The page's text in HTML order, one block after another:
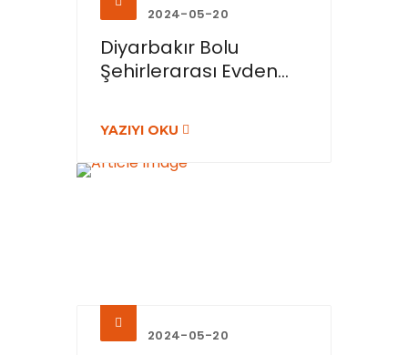
2024-05-20
Diyarbakır Bolu
Şehirlerarası Evden...
YAZIYI OKU
2024-05-20